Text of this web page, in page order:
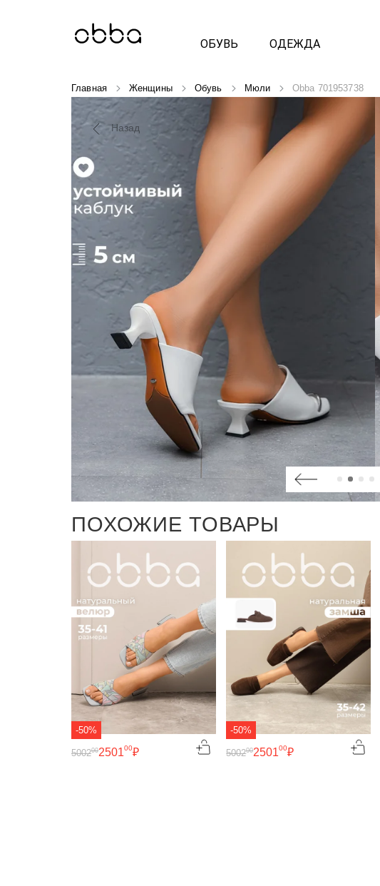
ОБУВЬ ОДЕЖДА
Главная Женщины Обувь Мюли Obba 701953738
Назад
ПОХОЖИЕ ТОВАРЫ
-50%
250100₽
500200
-50%
250100₽
500200